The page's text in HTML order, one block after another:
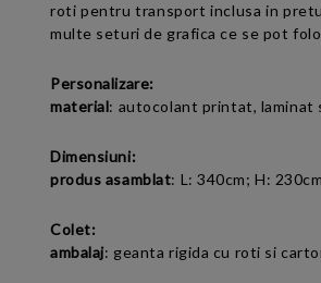
roti pentru transport inclusa in
multe seturi de grafica ce se pot
Personalizare:
material: autocolant printat, laminat
Dimensiuni:
produs asamblat: L: 340cm; H:
Colet:
ambalaj: geanta rigida cu roti si